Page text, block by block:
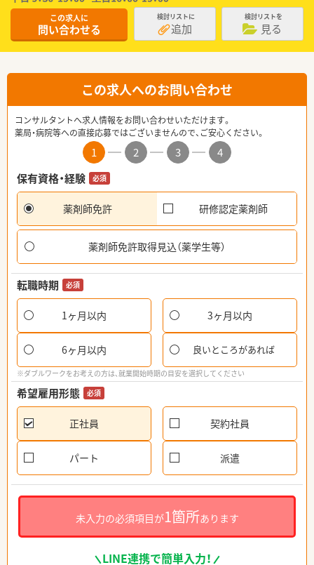
この求人に
問い合わせる
検討リストに
追加
検討リストを
見る
この求人へのお問い合わせ
コンサルタントへ求人情報をお問い合わせいただけます。
薬局・病院等への直接応募ではございませんので、ご安心ください。
1 2 3
4
保有資格・経験
必須
薬剤師免許 研修認定薬剤師
薬剤師免許取得見込（薬学生等）
転職時期 必須
1ヶ月以内 3ヶ月以内
6ヶ月以内 良いところがあれば
※ダブルワークをお考えの方は、就業開始時期の目安を選択してください
希望雇用形態 必須
正社員 契約社員
パート 派遣
未入力の必須項目が1箇所あります
LINE連携で簡単入力！